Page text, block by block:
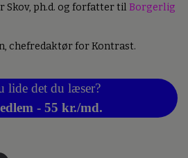
Skov, ph.d. og forfatter til Borgerlig
chefredaktør for Kontrast.
lide det du læser?
- 55 kr./md.